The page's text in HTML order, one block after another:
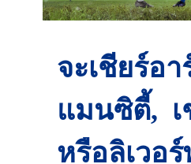
จะเชียร์อ
แมนซิตี้,
หรือลิเวอ